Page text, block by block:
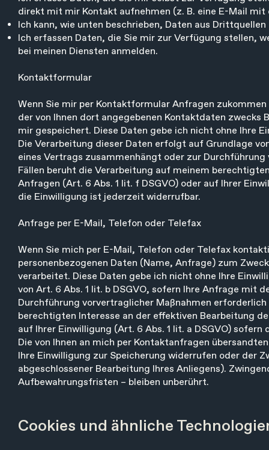
direkt mit mir Kontakt aufnehmen (z. B. eine E-Mail
Ich kann, wie unten beschrieben, Daten aus
Ich erfassen Daten, die Sie mir zur Verfügung stellen,
bei meinen Diensten anmelden.
Kontaktformular
Wenn Sie mir per Kontaktformular Anfragen
der von Ihnen dort angegebenen Kontaktdaten
mir gespeichert. Diese Daten gebe ich nicht ohne Ihre
Die Verarbeitung dieser Daten erfolgt auf Grundlage
eines Vertrags zusammenhängt oder zur
Fällen beruht die Verarbeitung auf meinem
Anfragen (Art. 6 Abs. 1 lit. f DSGVO) oder auf Ihrer
die Einwilligung ist jederzeit widerrufbar.
Anfrage per E-Mail, Telefon oder Telefax
Wenn Sie mich per E-Mail, Telefon oder Telefax
personenbezogenen Daten (Name, Anfrage) zum
verarbeitet. Diese Daten gebe ich nicht ohne Ihre
von Art. 6 Abs. 1 lit. b DSGVO, sofern Ihre Anfrage mit
Durchführung vorvertraglicher Maßnahmen
berechtigten Interesse an der effektiven Bearbeitung
auf Ihrer Einwilligung (Art. 6 Abs. 1 lit. a DSGVO)
Die von Ihnen an mich per Kontaktanfragen
Ihre Einwilligung zur Speicherung widerrufen oder der
abgeschlossener Bearbeitung Ihres Anliegens).
Aufbewahrungsfristen – bleiben unberührt.
Cookies und ähnliche